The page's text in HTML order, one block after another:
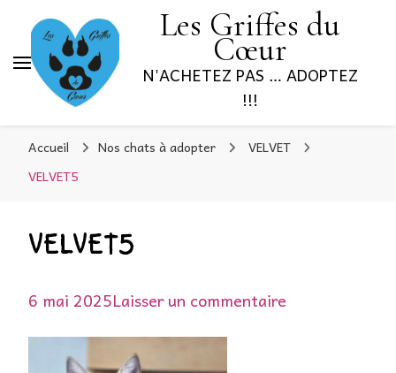
Les Griffes du
Cœur
N'ACHETEZ PAS … ADOPTEZ
!!!
Accueil Nos chats à adopter
VELVET
VELVET5
VELVET5
6 mai 2025Laisser un commentaire